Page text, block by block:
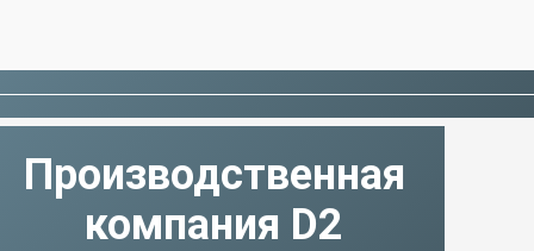
Производственная
компания D2